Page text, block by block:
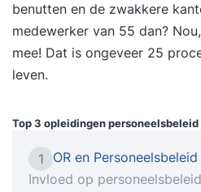
benutten en de zwakkere
medewerker van 55 dan?
mee! Dat is ongeveer 25
leven.
Top 3 opleidingenpersoneelsbeleid
1
OR en Personeelsbeleid
Invloed op